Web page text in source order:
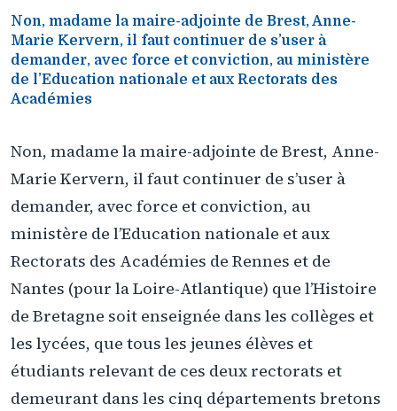
Non, madame la maire-adjointe de Brest, Anne-
Marie Kervern, il faut continuer de s’user à
demander, avec force et conviction, au ministère
de l’Education nationale et aux Rectorats des
Académies
Non, madame la maire-adjointe de Brest, Anne-
Marie Kervern, il faut continuer de s’user à
demander, avec force et conviction, au
ministère de l’Education nationale et aux
Rectorats des Académies de Rennes et de
Nantes (pour la Loire-Atlantique) que l’Histoire
de Bretagne soit enseignée dans les collèges et
les lycées, que tous les jeunes élèves et
étudiants relevant de ces deux rectorats et
demeurant dans les cinq départements bretons